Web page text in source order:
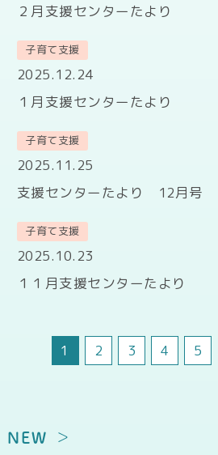
２月支援センターたより
子育て支援
2025.12.24
１月支援センターたより
子育て支援
2025.11.25
支援センターたより 12月号
子育て支援
2025.10.23
１１月支援センターたより
1 2 3 4 5
NEW